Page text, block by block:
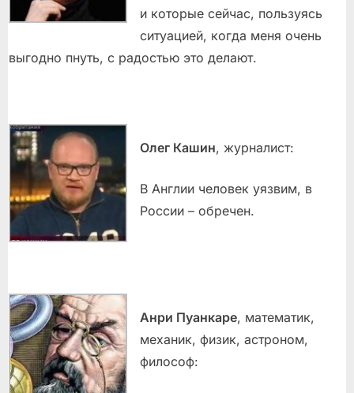
и которые сейчас, пользуясь
ситуацией, когда меня очень
выгодно пнуть, с радостью это делают.
Олег Кашин, журналист:
В Англии человек уязвим, в
России – обречен.
Анри Пуанкаре, математик,
механик, физик, астроном,
философ: